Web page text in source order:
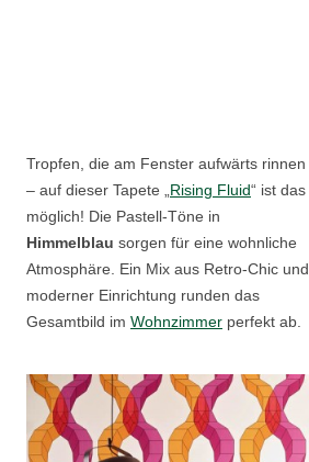
Tropfen, die am Fenster aufwärts rinnen
– auf dieser Tapete „ Rising Fluid“ ist das
möglich! Die Pastell-Töne in
Himmelblau sorgen für eine wohnliche
Atmosphäre. Ein Mix aus Retro-Chic und
moderner Einrichtung runden das
Gesamtbild im Wohnzimmer perfekt ab.